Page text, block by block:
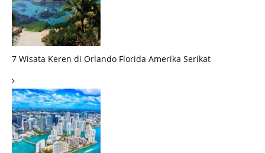
7 Wisata Keren di Orlando Florida Amerika Serikat